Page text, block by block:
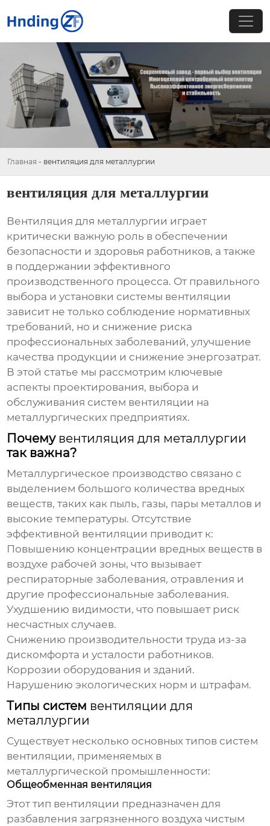
Главная - вентиляция для металлургии
вентиляция для металлургии
Вентиляция для металлургии играет
критически важную роль в обеспечении
безопасности и здоровья работников, а также
в поддержании эффективного
производственного процесса. От правильного
выбора и установки системы вентиляции
зависит не только соблюдение нормативных
требований, но и снижение риска
профессиональных заболеваний, улучшение
качества продукции и снижение энергозатрат.
В этой статье мы рассмотрим ключевые
аспекты проектирования, выбора и
обслуживания систем вентиляции на
металлургических предприятиях.
Почему вентиляция для металлургии
так важна?
Металлургическое производство связано с
выделением большого количества вредных
веществ, таких как пыль, газы, пары металлов и
высокие температуры. Отсутствие
эффективной вентиляции приводит к:
Повышению концентрации вредных веществ в
воздухе рабочей зоны, что вызывает
респираторные заболевания, отравления и
другие профессиональные заболевания.
Ухудшению видимости, что повышает риск
несчастных случаев.
Снижению производительности труда из-за
дискомфорта и усталости работников.
Коррозии оборудования и зданий.
Нарушению экологических норм и штрафам.
Типы систем вентиляции для
металлургии
Существует несколько основных типов систем
вентиляции, применяемых в
металлургической промышленности:
Общеобменная вентиляция
Этот тип вентиляции предназначен для
разбавления загрязненного воздуха чистым